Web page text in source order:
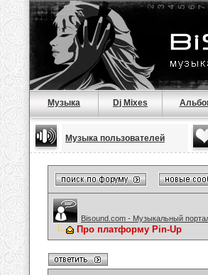
Музыка Dj Mixes
Музыка пользователей
Bisound.com - Музыкальный
Про платформу Pin-Up